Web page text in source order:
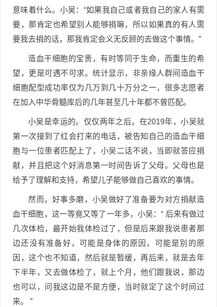
意味着什么。小吴：“如果我自己或者我自己的家人有需
要，那肯定也希望别人能够捐嘛，所以如果真的有人需
要我去捐的话，那我肯定会义无反顾的去做这个事情。”
造血干细胞的宝贵，有时等同于生命，而重生的希
望，更是可遇不可求。统计显示，非亲缘人群间造血干
细胞配型成功率仅为几万到几十万分之一，很多志愿者
在加入中华骨髓库后的几年甚至几十年都不曾匹配。
小吴是幸运的。仅仅两年之后，在2019年，小吴就
第一次接到了红会打来的电话，被告知自己的造血干细
胞与一位患者匹配上了，小吴二话不说，当即就答应捐
献，并且把这个好消息第一时间告诉了父母。父母也是
给予了理解和支持，希望儿子能够做自己喜欢的事情。
然而，好事多磨，小吴做好了准备要为对方捐献造
血干细胞，这一等竟又等了一年多，小吴：“ 后来有做过
几次体检，最开始我体检过了，但是后来跟我说患者那
边还没有准备好，可能是身体的原因，可能是别的原
因，这个也不知道，然后就是暂缓，再后来，就是去年
下半年，又去做体检了，就上个月，他们跟我说，那边
也可以，问我这边是不是方便，当时就定了这个时间过
来。 ”